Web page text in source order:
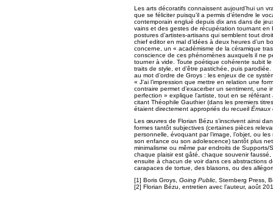
Les arts décoratifs connaissent aujourd’hui un
que se féliciter puisqu’il a permis d’étendre le
contemporain englué depuis dix ans dans de
vains et des gestes de récupération tournant en
postures d’artistes-artisans qui semblent tout
chief editor en mal d’idées à deux heures d’un
concerne, un « académisme de la céramique
conscience de ces phénomènes auxquels il ne
tourner à vide. Toute poétique cohérente subit
traits de style, et d’être pastichée, puis
au mot d’ordre de Groys : les enjeux de ce
« J’ai l’impression que mettre en relation une
contraire permet d’exacerber un sentiment, une
perfection » explique l’artiste, tout en se
citant Théophile Gauthier (dans les premiers
étaient directement appropriés du recueil Émaux
Les œuvres de Florian Bézu s’inscrivent ainsi
formes tantôt subjectives (certaines pièces
personnelle, évoquant par l’image, l’objet, ou
son enfance ou son adolescence) tantôt plus
minimalisme ou même par endroits de
chaque plaisir est gâté, chaque souvenir
ensuite à chacun de voir dans ces abstractions
carapaces de tortue, des blasons, ou des
[1] Boris Groys, Going Public , Sternberg Press,
[2] Florian Bézu, entretien avec l’auteur, août